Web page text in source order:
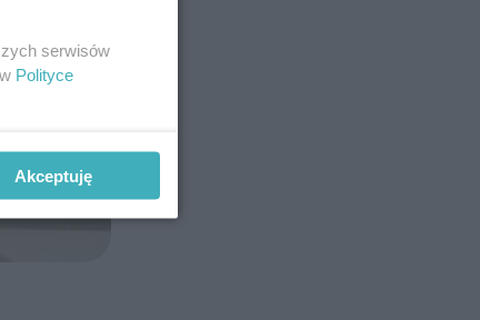
serwisów
Polityce
Akceptuję